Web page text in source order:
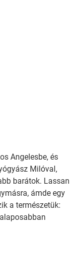
Angelesbe, és
Milóval,
barátok. Lassan
ámde egy
a természetük: